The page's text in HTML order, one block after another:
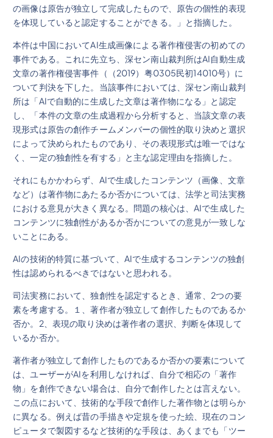
の画像は原告が独立して完成したもので、原告の個性的表現
を体現していると認定することができる。」と指摘した。
本件は中国においてAI生成画像による著作権侵害の初めての
事件である。これに先立ち、深セン南山裁判所はAI自動生成
文章の著作権侵害事件（（2019）粤0305民初14010号）に
ついて判決を下した。当該事件においては、深セン南山裁判
所は「AIで自動的に生成した文章は著作物になる」と認定
し、「本件の文章の生成過程から分析すると、当該文章の表
現形式は原告の創作チームメンバーの個性的取り決めと選択
によって決められたものであり、その表現形式は唯一ではな
く、一定の独創性を有する」と主な認定理由を指摘した。
それにもかかわらず、AIで生成したコンテンツ（画像、文章
など）は著作物にあたるか否かについては、法学と司法実務
における意見が大きく異なる。問題の核心は、AIで生成した
コンテンツに独創性があるか否かについての意見が一致しな
いことにある。
AIの技術的特質に基づいて、AIで生成するコンテンツの独創
性は認められるべきではないと思われる。
司法実務において、独創性を認定するとき、通常、2つの要
素を考慮する。１、著作者が独立して創作したものであるか
否か。2、表現の取り決めは著作者の選択、判断を体現して
いるか否か。
著作者が独立して創作したものであるか否かの要素について
は、ユーザーがAIを利用しなければ、自分で相応の「著作
物」を創作できない場合は、自分で創作したとは言えない。
この点において、技術的な手段で創作した著作物とは明らか
に異なる。例えば昔の手描きや定規を使った絵、現在のコン
ピュータで製図するなど技術的な手段は、あくまでも「ツー